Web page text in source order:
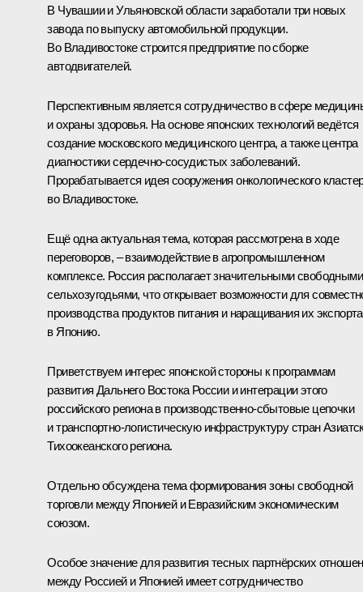
В Чувашии и Ульяновской области заработали три новых
завода по выпуску автомобильной продукции.
Во Владивостоке строится предприятие по сборке
автодвигателей.
Перспективным является сотрудничество в сфере
и охраны здоровья. На основе японских технологий ведётся
создание московского медицинского центра, а также центра
диагностики сердечно-сосудистых заболеваний.
Прорабатывается идея сооружения онкологического
во Владивостоке.
Ещё одна актуальная тема, которая рассмотрена в ходе
переговоров, – взаимодействие в агропромышленном
комплексе. Россия располагает значительными свободными
сельхозугодьями, что открывает возможности для
производства продуктов питания и наращивания их экспорта
в Японию.
Приветствуем интерес японской стороны к программам
развития Дальнего Востока России и интеграции этого
российского региона в производственно-сбытовые цепочки
и транспортно-логистическую инфраструктуру стран
Тихоокеанского региона.
Отдельно обсуждена тема формирования зоны свободной
торговли между Японией и Евразийским экономическим
союзом.
Особое значение для развития тесных партнёрских
между Россией и Японией имеет сотрудничество